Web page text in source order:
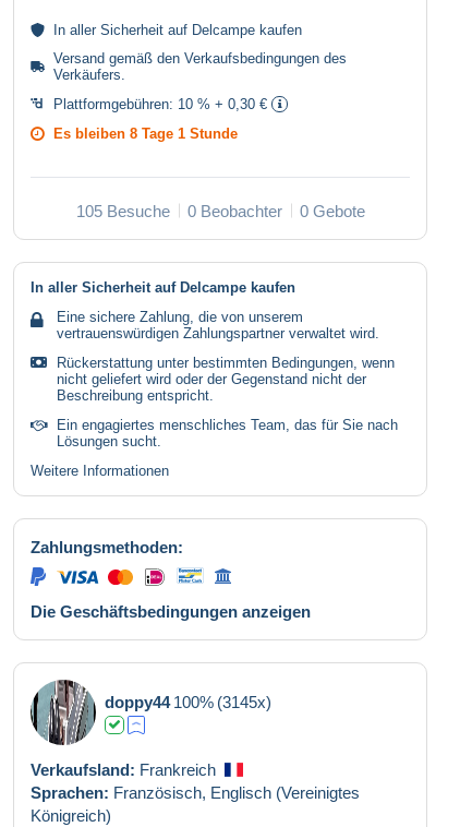
In aller Sicherheit auf Delcampe kaufen
Versand gemäß den Verkaufsbedingungen des
Verkäufers
Plattformgebühren: 10 % + 0,30 €
Es bleiben 8 Tage 1 Stunde
105 Besuche 0 Beobachter 0 Gebote
In aller Sicherheit auf Delcampe kaufen
Eine sichere Zahlung, die von unserem
vertrauenswürdigen Zahlungspartner verwaltet wird.
Rückerstattung unter bestimmten Bedingungen, wenn
nicht geliefert wird oder der Gegenstand nicht der
Beschreibung entspricht.
Ein engagiertes menschliches Team, das für Sie nach
Lösungen sucht.
Weitere Informationen
Zahlungsmethoden:
Die Geschäftsbedingungen anzeigen
doppy44 100% (3145x)
Verkaufsland: Frankreich
Sprachen: Französisch, Englisch (Vereinigtes
Königreich)